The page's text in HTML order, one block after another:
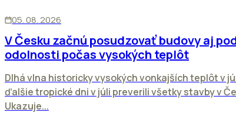
05. 08. 2026
V Česku začnú posudzovať budovy aj
odolnosti počas vysokých teplôt
Dlhá vlna historicky vysokých vonkajších teplôt v
ďalšie tropické dni v júli preverili všetky stavby v
Ukazuje...